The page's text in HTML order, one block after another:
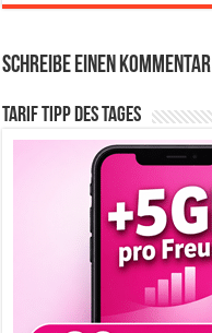
Schreibe einen Kommentar
Tarif Tipp des Tages